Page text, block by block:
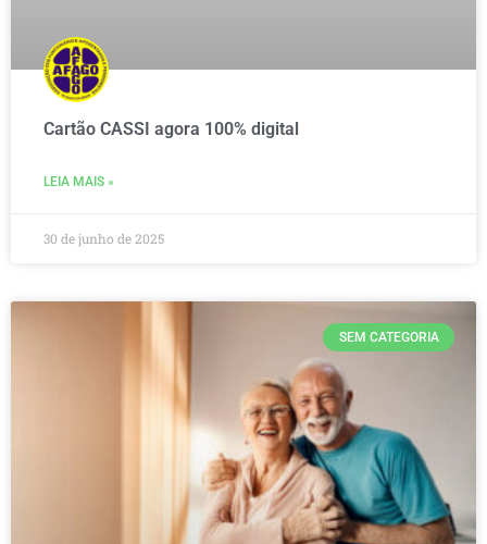
Cartão CASSI agora 100% digital
LEIA MAIS »
30 de junho de 2025
SEM CATEGORIA